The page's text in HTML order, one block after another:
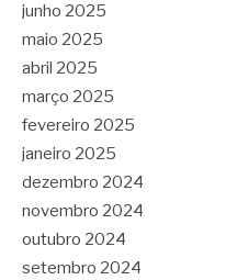
junho 2025
maio 2025
abril 2025
março 2025
fevereiro 2025
janeiro 2025
dezembro 2024
novembro 2024
outubro 2024
setembro 2024